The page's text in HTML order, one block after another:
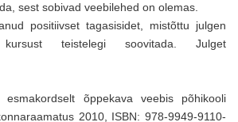
sest sobivad veebilehed on olemas.
positiivset tagasisidet, mistõttu julgen
kursust teistelegi soovitada. Julget
esmakordselt õppekava veebis põhikooli
2010, ISBN: 978-9949-9110-